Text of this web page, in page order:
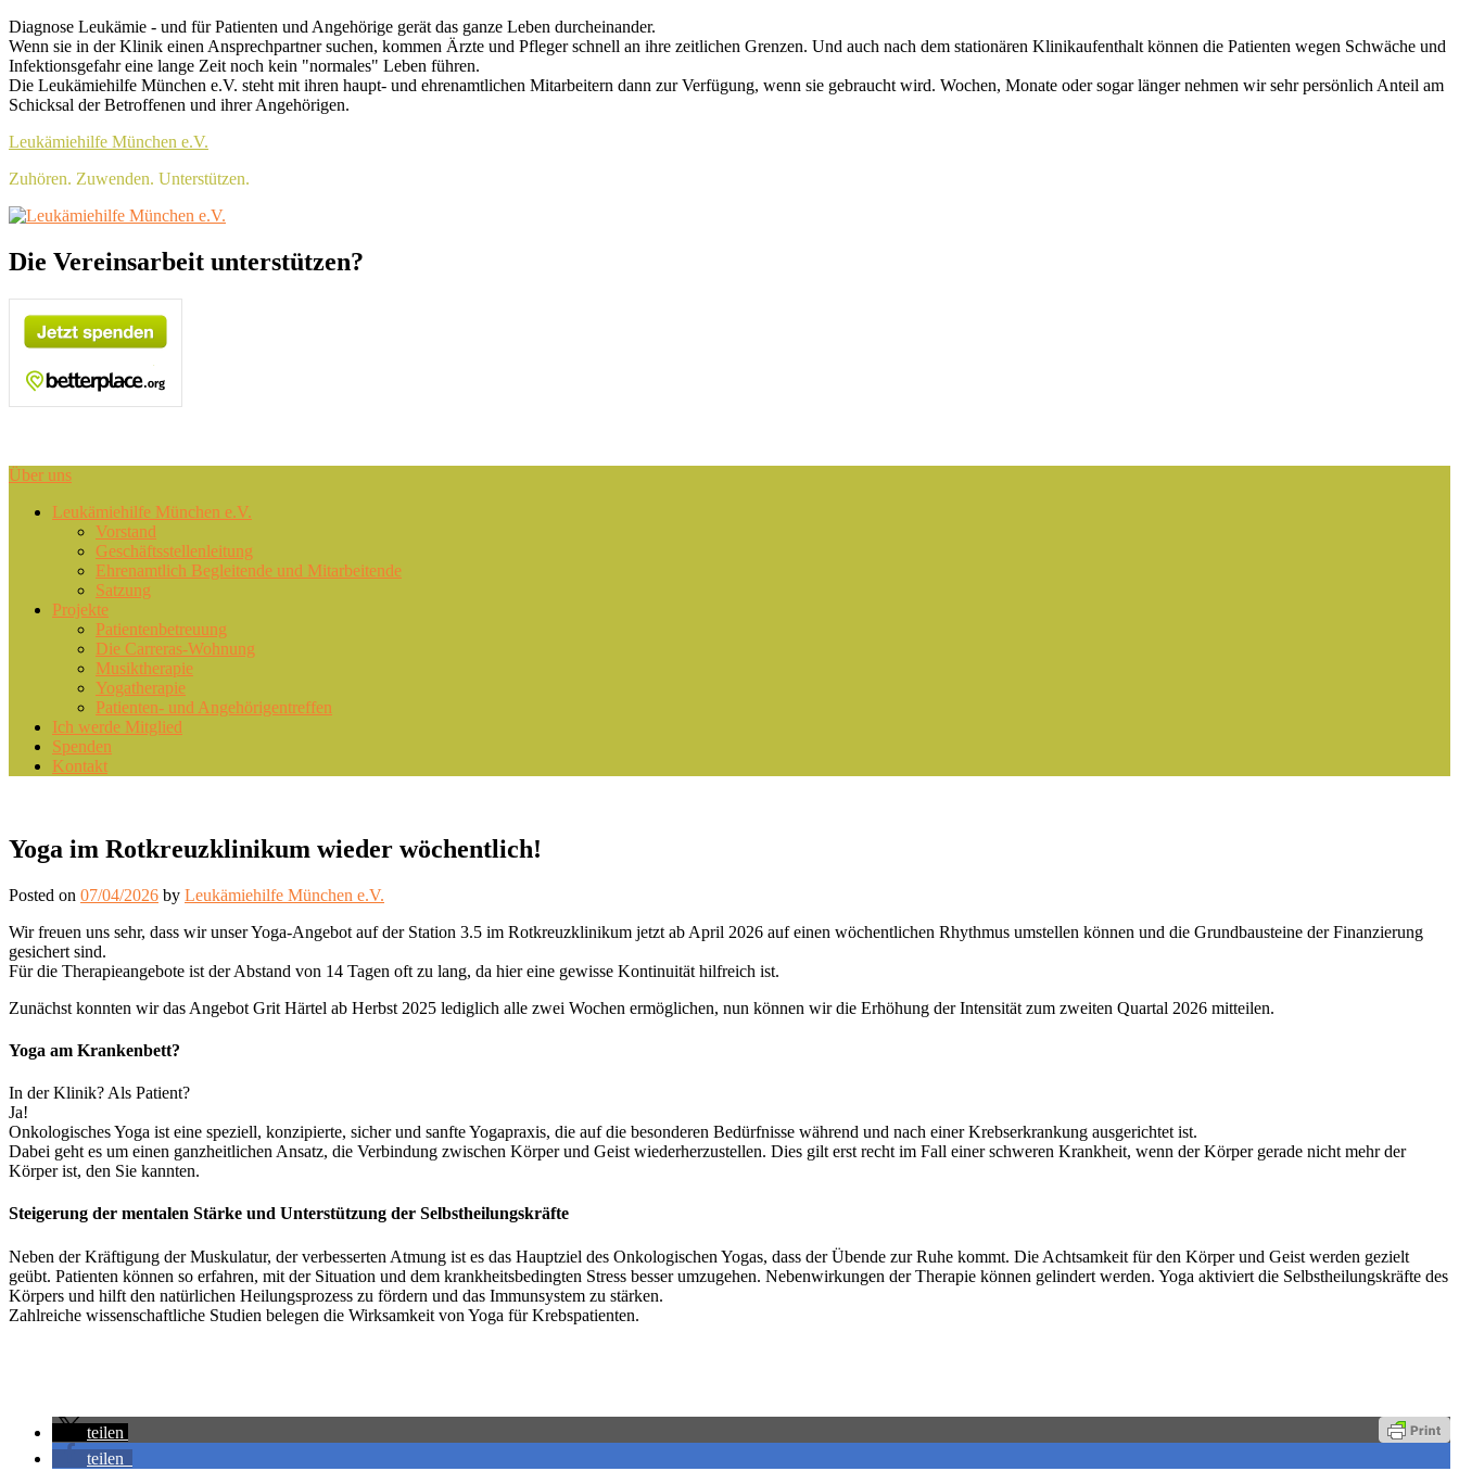
Skip
to
content
Header
Top
Sidebar
Widget
Area
Diagnose Leukämie - und für Patienten und Angehörige gerät das ganze Leben durcheinander.
Wenn sie in der Klinik einen Ansprechpartner suchen, kommen Ärzte und Pfleger schnell an ihre zeitlichen Grenzen. Und auch nach dem stationären Klinikaufenthalt können die Patienten wegen Schwäche und
Infektionsgefahr eine lange Zeit noch kein "normales" Leben führen.
Die Leukämiehilfe München e.V. steht mit ihren haupt- und ehrenamtlichen Mitarbeitern dann zur Verfügung, wenn sie gebraucht wird. Wochen, Monate oder sogar länger nehmen wir sehr persönlich Anteil am
Schicksal der Betroffenen und ihrer Angehörigen.
Leukämiehilfe München e.V.
Zuhören. Zuwenden. Unterstützen.
Header
Sidebar
Widget
Area
Die Vereinsarbeit unterstützen?
Über uns
PrimaryLeukämiehilfe München e.V.
Vorstand
Geschäftsstellenleitung
Ehrenamtlich Begleitende und Mitarbeitende
Satzung
Projekte
Patientenbetreuung
Die Carreras-Wohnung
Musiktherapie
Yogatherapie
Patienten- und Angehörigentreffen
Ich werde Mitglied
Spenden
Kontakt
Yoga im Rotkreuzklinikum wieder wöchentlich!
Posted on 07/04/2026 by Leukämiehilfe München e.V.
Wir freuen uns sehr, dass wir unser Yoga-Angebot auf der Station 3.5 im Rotkreuzklinikum jetzt ab April 2026 auf einen wöchentlichen Rhythmus umstellen können und die Grundbausteine der Finanzierung
gesichert sind.
Für die Therapieangebote ist der Abstand von 14 Tagen oft zu lang, da hier eine gewisse Kontinuität hilfreich ist.
Zunächst konnten wir das Angebot Grit Härtel ab Herbst 2025 lediglich alle zwei Wochen ermöglichen, nun können wir die Erhöhung der Intensität zum zweiten Quartal 2026 mitteilen.
Yoga am Krankenbett?
In der Klinik? Als Patient?
Ja!
Onkologisches Yoga ist eine speziell, konzipierte, sicher und sanfte Yogapraxis, die auf die besonderen Bedürfnisse während und nach einer Krebserkrankung ausgerichtet ist.
Dabei geht es um einen ganzheitlichen Ansatz, die Verbindung zwischen Körper und Geist wiederherzustellen. Dies gilt erst recht im Fall einer schweren Krankheit, wenn der Körper gerade nicht mehr der
Körper ist, den Sie kannten.
Steigerung der mentalen Stärke und Unterstützung der Selbstheilungskräfte
Neben der Kräftigung der Muskulatur, der verbesserten Atmung ist es das Hauptziel des Onkologischen Yogas, dass der Übende zur Ruhe kommt. Die Achtsamkeit für den Körper und Geist werden gezielt
geübt. Patienten können so erfahren, mit der Situation und dem krankheitsbedingten Stress besser umzugehen. Nebenwirkungen der Therapie können gelindert werden. Yoga aktiviert die Selbstheilungskräfte des
Körpers und hilft den natürlichen Heilungsprozess zu fördern und das Immunsystem zu stärken.
Zahlreiche wissenschaftliche Studien belegen die Wirksamkeit von Yoga für Krebspatienten.
teilen
teilen